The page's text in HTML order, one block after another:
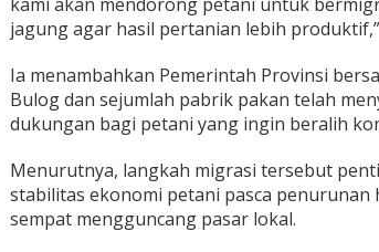
o
d
k
s
i
g
u
n
jagung agar hasil pertanian lebih
Ia menambahkan Pemerintah Provinsi
Bulog dan sejumlah pabrik pakan telah
dukungan bagi petani yang ingin beralih
Menurutnya, langkah migrasi tersebut
stabilitas ekonomi petani pasca penurunan
sempat mengguncang pasar lokal.